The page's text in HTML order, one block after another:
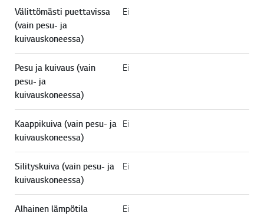
Välittömästi puettavissa
(vain pesu- ja
kuivauskoneessa)
Ei
Pesu ja kuivaus (vain
pesu- ja
kuivauskoneessa)
Ei
Kaappikuiva (vain pesu- ja
kuivauskoneessa)
Ei
Silityskuiva (vain pesu- ja
kuivauskoneessa)
Ei
Alhainen lämpötila
Ei